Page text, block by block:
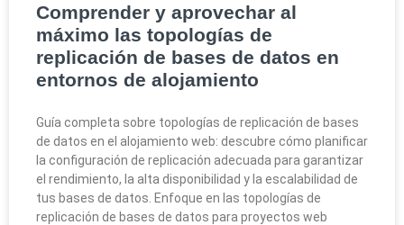
Comprender y aprovechar al
máximo las topologías de
replicación de bases de datos en
entornos de alojamiento
Guía completa sobre topologías de replicación de bases
de datos en el alojamiento web: descubre cómo planificar
la configuración de replicación adecuada para garantizar
el rendimiento, la alta disponibilidad y la escalabilidad de
tus bases de datos. Enfoque en las topologías de
replicación de bases de datos para proyectos web